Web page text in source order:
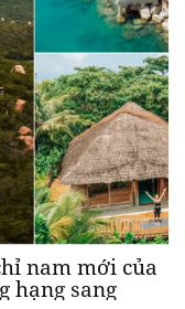
nam mới của
hạng sang